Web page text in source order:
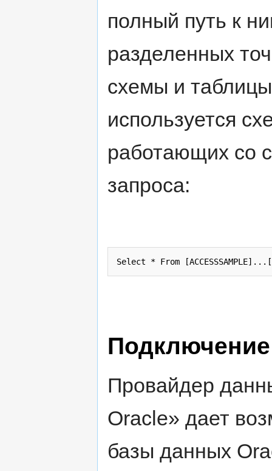
полный путь к
разделенных
схемы и
используется
работающих со
запроса:
Select * From
Провайдер
Oracle» дает
базы данных